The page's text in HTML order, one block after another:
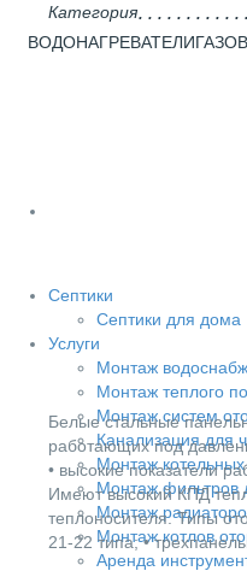
ВОДОНАГРЕВАТЕЛИ
Септики
Септики для дома
Услуги
Монтаж
Монтаж теплого
Монтаж систем
Канализация для
Монтаж котельных
Монтаж фильтров
Монтаж
Монтаж котлов
Аренда
Категория
Белые стальные
работающих под
• высокие показатели
Имеют высокий КПД
теплоносителя. Типы
21-22 типа; •